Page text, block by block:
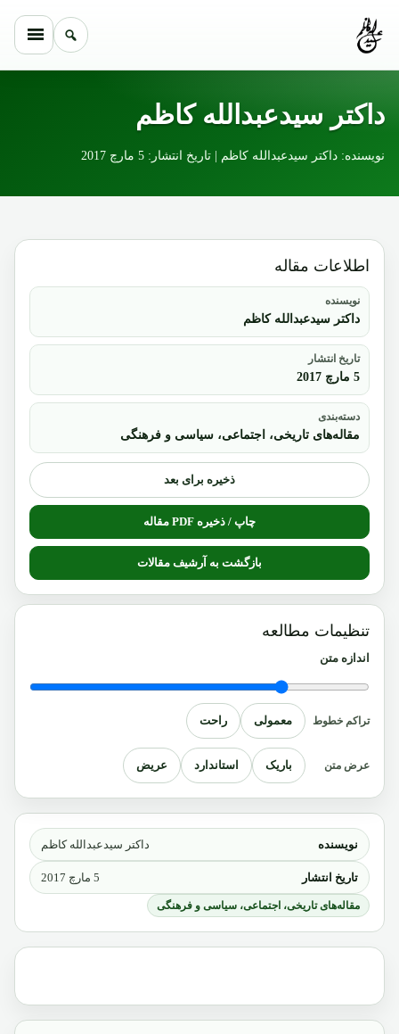
داکتر سیدعبدالله کاظم
نویسنده: داکتر سیدعبدالله کاظم | تاریخ انتشار: 5 مارچ 2017
نویسنده داکتر سیدعبدالله کاظم
تاریخ انتشار 5 مارچ 2017
مقاله‌های تاریخی، اجتماعی، سیاسی و فرهنگی
اطلاعات مقاله
نویسنده
داکتر سیدعبدالله کاظم
تاریخ انتشار
5 مارچ 2017
دسته‌بندی
مقاله‌های تاریخی، اجتماعی، سیاسی و فرهنگی
ذخیره برای بعد
چاپ / ذخیره PDF مقاله
بازگشت به آرشیف مقالات
تنظیمات مطالعه
اندازه متن
تراکم خطوط معمولی راحت
عرض متن باریک استاندارد عریض